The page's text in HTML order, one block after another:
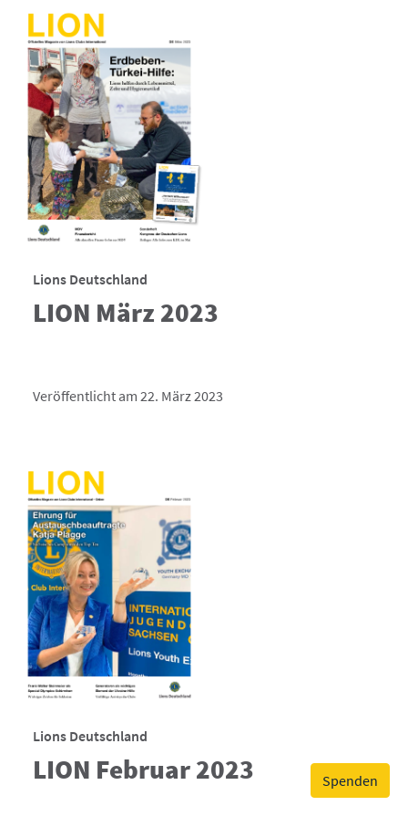
Spenden
Lions Deutschland
LION März 2023
Veröffentlicht am 22. März 2023
Lions Deutschland
LION Februar 2023